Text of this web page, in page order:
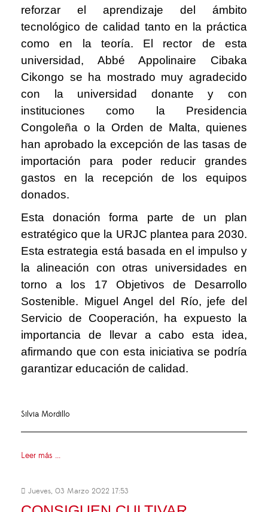
reforzar el aprendizaje del ámbito
tecnológico de calidad tanto en la práctica
como en la teoría. El rector de esta
universidad, Abbé Appolinaire Cibaka
Cikongo se ha mostrado muy agradecido
con la universidad donante y con
instituciones como la Presidencia
Congoleña o la Orden de Malta, quienes
han aprobado la excepción de las tasas de
importación para poder reducir grandes
gastos en la recepción de los equipos
donados.
Esta donación forma parte de un plan
estratégico que la URJC plantea para 2030.
Esta estrategia está basada en el impulso y
la alineación con otras universidades en
torno a los 17 Objetivos de Desarrollo
Sostenible. Miguel Angel del Río, jefe del
Servicio de Cooperación, ha expuesto la
importancia de llevar a cabo esta idea,
afirmando que con esta iniciativa se podría
garantizar educación de calidad.
Silvia Mordillo
Leer más ...
Jueves, 03 Marzo 2022 17:53